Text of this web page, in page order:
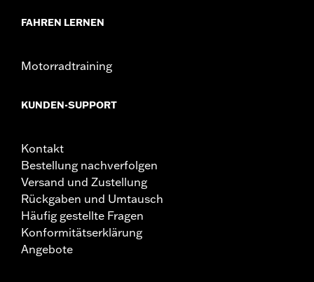
FAHREN LERNEN
Motorradtraining
KUNDEN-SUPPORT
Kontakt
Bestellung nachverfolgen
Versand und Zustellung
Rückgaben und Umtausch
Häufig gestellte Fragen
Konformitätserklärung
Angebote